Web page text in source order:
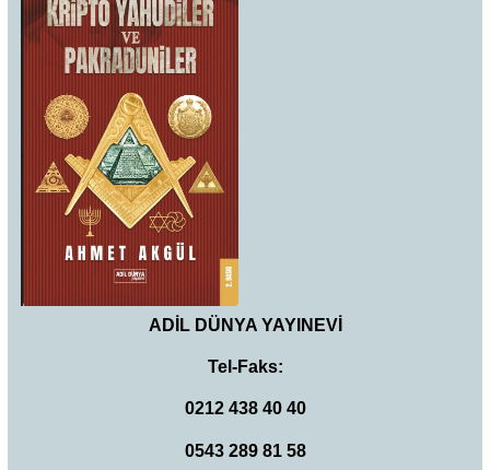
ADİL DÜNYA YAYINEVİ
Tel-Faks:
0212 438 40 40
0543 289 81 58